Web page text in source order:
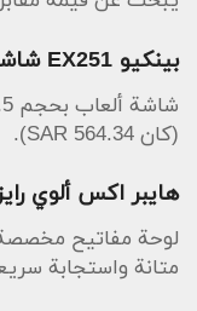
بينكيو EX251 شاشة 24.5 بوصة
(كان 564.34 SAR).
هايبر اكس ألوي
متانة واستجابة